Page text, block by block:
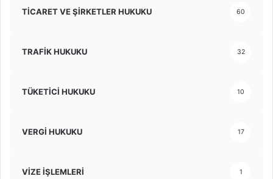
TİCARET VE ŞİRKETLER HUKUKU 60
TRAFİK HUKUKU 32
TÜKETİCİ HUKUKU 10
VERGİ HUKUKU 17
VİZE İŞLEMLERİ 1